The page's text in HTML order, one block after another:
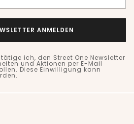
ANMELDEN
ich, den Street One Newsletter
und Aktionen per E-Mail
Diese Einwilligung kann